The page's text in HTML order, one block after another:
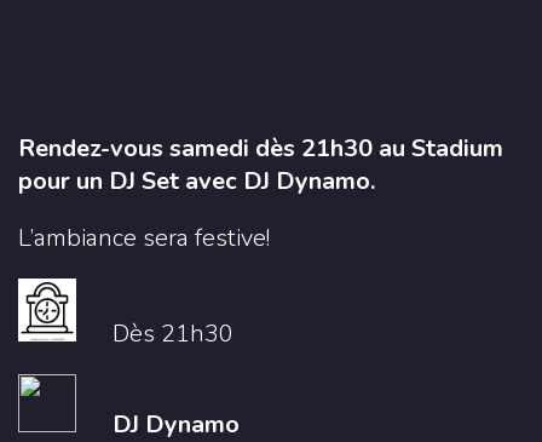
Rendez-vous samedi dès 21h30 au Stadium
pour un DJ Set avec DJ Dynamo.
L’ambiance sera festive!
Dès 21h30
DJ Dynamo